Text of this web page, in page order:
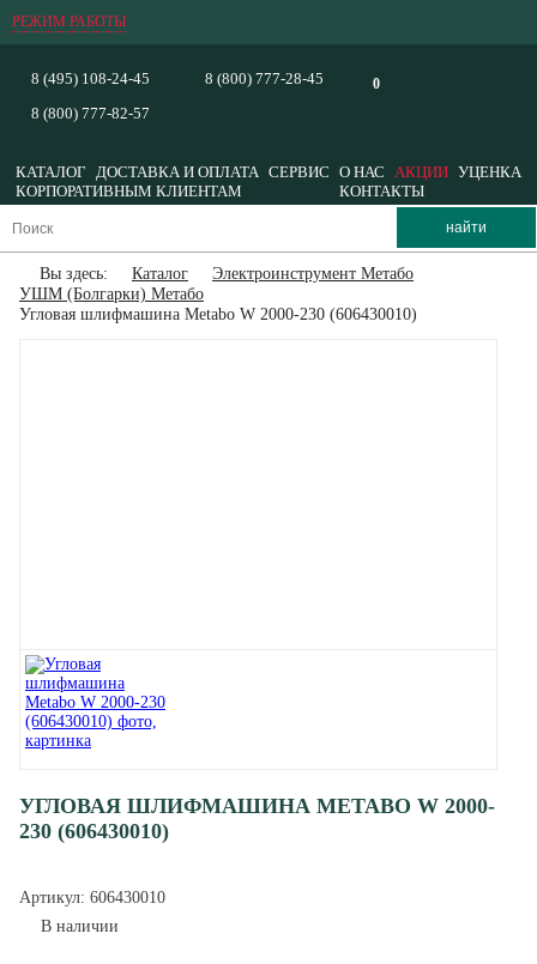
РЕЖИМ РАБОТЫ
0
8 (495) 108-24-45
8 (800) 777-82-57
8 (800) 777-28-45
КАТАЛОГ ДОСТАВКА И ОПЛАТА СЕРВИС О НАС АКЦИИ УЦЕНКА
КОРПОРАТИВНЫМ КЛИЕНТАМ
КОНТАКТЫ
Вы здесь: Каталог
Электроинструмент Метабо
УШМ (Болгарки) Метабо
Угловая шлифмашина Metabo W 2000-230 (606430010)
УГЛОВАЯ ШЛИФМАШИНА METABO W 2000-
230 (606430010)
Артикул: 606430010
В наличии